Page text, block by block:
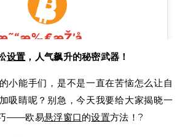
设置 ，人气飙升的秘密武器！
小能手们，是不是一直在苦恼怎么让自
吸睛呢？别急，今天我要给大家揭晓一
——欧易悬浮窗口的设置方法！?